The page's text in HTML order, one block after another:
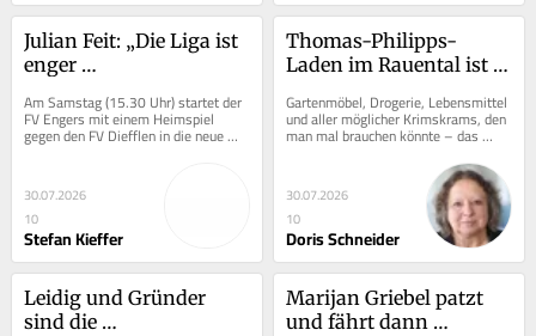
Julian Feit: „Die Liga ist
enger
Am Samstag (15.30 Uhr) startet der
FV Engers mit einem Heimspiel
gegen den FV Diefflen in die neue
Oberliga-Saison. Das hat sich der
30.07.2026
10
Stefan Kieffer
Thomas-Philipps-
Laden im Rauental ist
Gartenmöbel, Drogerie, Lebensmittel
und aller möglicher Krimskrams, den
man mal brauchen könnte – das
30.07.2026
10
Doris Schneider
Leidig und Gründer
sind die
Marijan Griebel patzt
und fährt dann